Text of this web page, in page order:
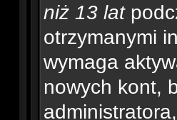
niż 13 lat
otrzymanymi
wymaga
nowych kont,